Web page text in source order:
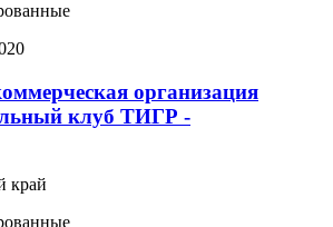
организация
клуб ТИГР -
край